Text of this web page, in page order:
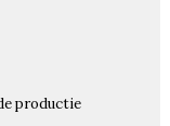
productie